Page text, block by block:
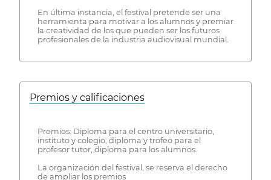
En última instancia, el festival pretende ser una
herramienta para motivar a los alumnos y premiar
la creatividad de los que pueden ser los futuros
profesionales de la industria audiovisual mundial.
Premios y calificaciones
Premios: Diploma para el centro universitario,
instituto y colegio; diploma y trofeo para el
profesor tutor, diploma para los alumnos.
La organización del festival, se reserva el derecho
de ampliar los premios